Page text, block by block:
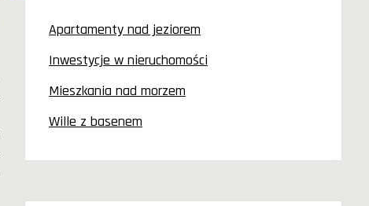
Apartamenty nad jeziorem
Inwestycje w nieruchomości
Mieszkania nad morzem
Wille z basenem